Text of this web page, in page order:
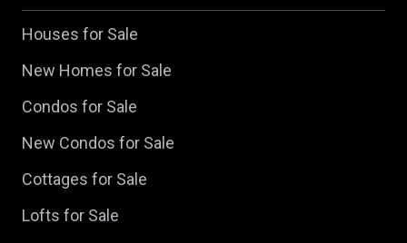
Houses for Sale
New Homes for Sale
Condos for Sale
New Condos for Sale
Cottages for Sale
Lofts for Sale